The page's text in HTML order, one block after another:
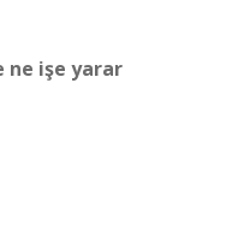
ne işe yarar